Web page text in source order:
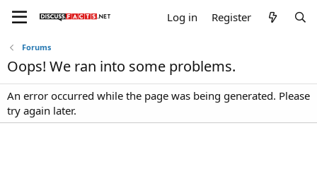
Log in Register
Forums
Oops! We ran into some problems.
An error occurred while the page was being generated. Please
try again later.